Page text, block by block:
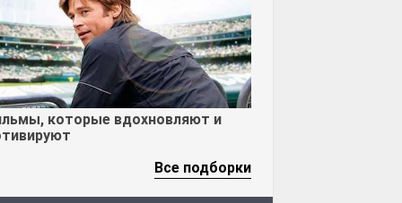
которые вдохновляют и
Все подборки